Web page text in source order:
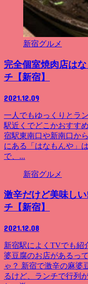
新宿グルメ
完全個室焼肉店は
チ【新宿】
2021.12.09
一人でもゆっくりとラ
駅近くでどこかおすす
宿駅東南口や新南口か
にある「はなもんや」
で、...
新宿グルメ
激辛だけど美味し
チ【新宿】
2021.12.08
新宿駅によくTVでも紹
婆豆腐のお店があるっ
ゃ？ 新宿で激辛の麻婆
るけど、ランチで行列